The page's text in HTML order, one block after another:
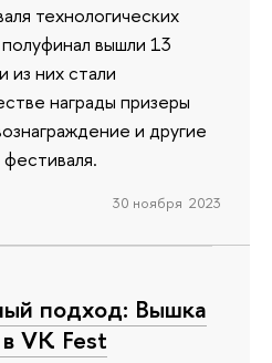
технологических
полуфинал вышли 13
из них стали
награды призеры
и другие
30 ноября 2023
подход: Вышка
VK Fest